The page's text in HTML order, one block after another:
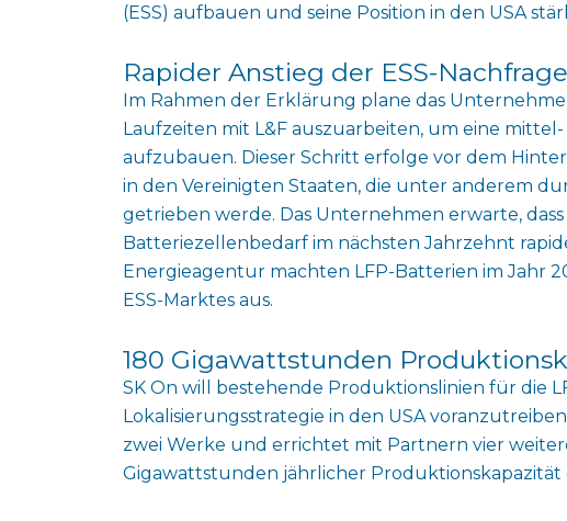
(ESS) aufbauen und seine Position in den USA
Rapider Anstieg der ESS-
Im Rahmen der Erklärung plane das
Laufzeiten mit L&F auszuarbeiten, um eine
aufzubauen. Dieser Schritt erfolge vor dem
in den Vereinigten Staaten, die unter anderem
getrieben werde. Das Unternehmen erwarte,
Batteriezellenbedarf im nächsten Jahrzehnt
Energieagentur machten LFP-Batterien im Jahr
ESS-Marktes aus.
180 Gigawattstunden
SK On will bestehende Produktionslinien für die
Lokalisierungsstrategie in den USA
zwei Werke und errichtet mit Partnern vier
Gigawattstunden jährlicher Produktionskapazität